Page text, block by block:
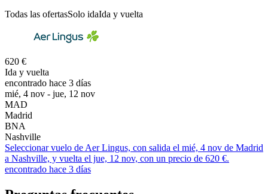
Todas las ofertasSolo idaIda y vuelta
620 €
Ida y vuelta
encontrado hace 3 días
mié, 4 nov - jue, 12 nov
MAD
Madrid
BNA
Nashville
Seleccionar vuelo de Aer Lingus, con salida el mié, 4 nov de Madrid
a Nashville, y vuelta el jue, 12 nov, con un precio de 620 €.
encontrado hace 3 días